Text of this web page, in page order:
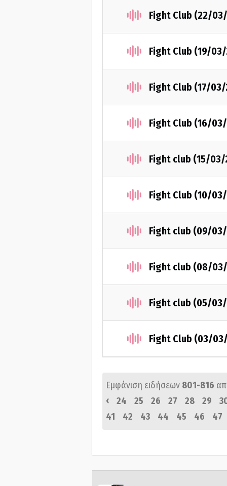
Fight Club (22/
Fight Club (19/
Fight Club (17/
Fight Club (16/
Fight club (15/03/
Fight Club (10/
Fight club (09/
Fight club (08/
Fight club (05/
Fight Club (03/
Εμφάνιση ειδήσεων 801-816
‹
24 25 26 27 28 29
41
42 43 44 45 46 47